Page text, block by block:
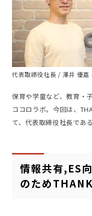
代表取締役社長 / 澤井 優嘉
保育や学童など、教育・
ココロラボ。今回は、
て、代表取締役社長であ
情報共有,ES
のため